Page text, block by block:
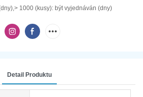
1000 (kusy): být vyjednáván (dny)
Detail Produktu